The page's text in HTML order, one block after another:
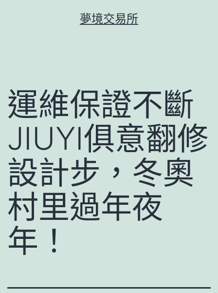
夢境交易所
運維保證不斷
JIUYI俱意翻修
設計步，冬奧
村里過年夜
年！